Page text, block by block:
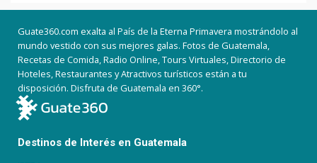
Guate360.com exalta al País de la Eterna Primavera mostrándolo al
mundo vestido con sus mejores galas. Fotos de Guatemala,
Recetas de Comida, Radio Online, Tours Virtuales, Directorio de
Hoteles, Restaurantes y Atractivos turísticos están a tu
disposición. Disfruta de Guatemala en 360°.
Destinos de Interés en Guatemala